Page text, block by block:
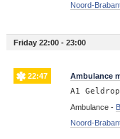
Noord-
Friday 22:00 - 23:00
22:47 Ambulance
A1
Ambulance -
Noord-